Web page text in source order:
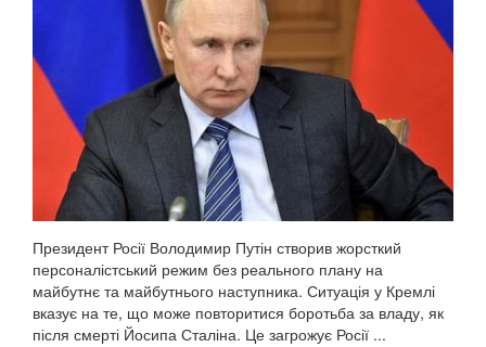
Президент Росії Володимир Путін створив жорсткий
персоналістський режим без реального плану на
майбутнє та майбутнього наступника. Ситуація у Кремлі
вказує на те, що може повторитися боротьба за владу, як
після смерті Йосипа Сталіна. Це загрожує Росії ...